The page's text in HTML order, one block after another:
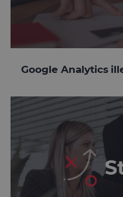
Google Analytics